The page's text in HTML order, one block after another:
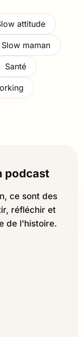
attitude
Slow maman
Santé
podcast
ce sont des
réfléchir et
de l'histoire.